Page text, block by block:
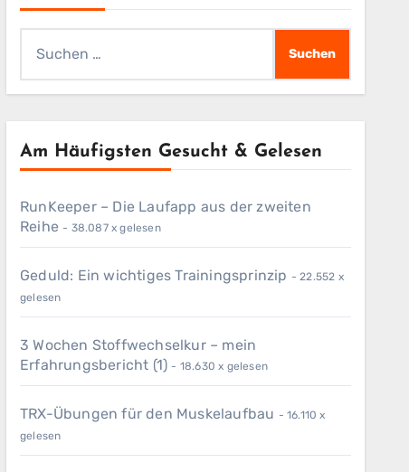
nach:
Am Häufigsten Gesucht & Gelesen
RunKeeper – Die Laufapp aus der zweiten
Reihe - 38.087 x gelesen
Geduld: Ein wichtiges Trainingsprinzip - 22.552 x
gelesen
3 Wochen Stoffwechselkur – mein
Erfahrungsbericht (1) - 18.630 x gelesen
TRX-Übungen für den Muskelaufbau - 16.110 x
gelesen